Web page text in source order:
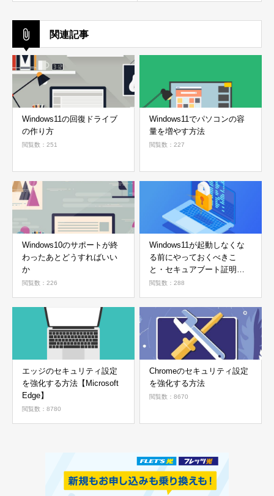
関連記事
Windows11の回復ドライブ
の作り方
閲覧数：251
Windows11でパソコンの容
量を増やす方法
閲覧数：227
Windows10のサポートが終
わったあとどうすればいい
か
閲覧数：226
Windows11が起動しなくな
る前にやっておくべきこ
と・セキュアブート証明書
の確認方法
閲覧数：288
エッジのセキュリティ設定
を強化する方法【Microsoft
Edge】
閲覧数：8780
Chromeのセキュリティ設定
を強化する方法
閲覧数：8670